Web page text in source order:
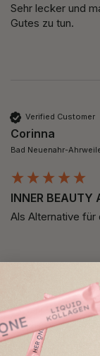
Sehr lecker und
Gutes zu tun.
Verified Customer
Corinna
Bad Neuenahr-
INNER
Als Alternative für
Verified Customer
Corinna
Bad Neuenahr-